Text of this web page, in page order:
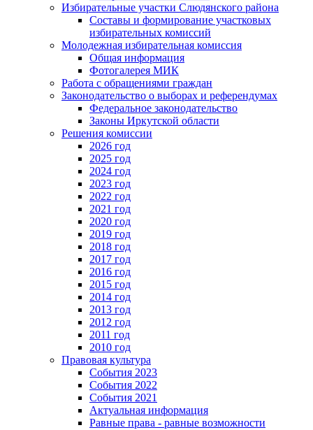
Избирательные участки Слюдянского района
Составы и формирование участковых
избирательных комиссий
Молодежная избирательная комиссия
Общая информация
Фотогалерея МИК
Работа с обращениями граждан
Законодательство о выборах и референдумах
Федеральное законодательство
Законы Иркутской области
Решения комиссии
2026 год
2025 год
2024 год
2023 год
2022 год
2021 год
2020 год
2019 год
2018 год
2017 год
2016 год
2015 год
2014 год
2013 год
2012 год
2011 год
2010 год
Правовая культура
События 2023
События 2022
События 2021
Актуальная информация
Равные права - равные возможности